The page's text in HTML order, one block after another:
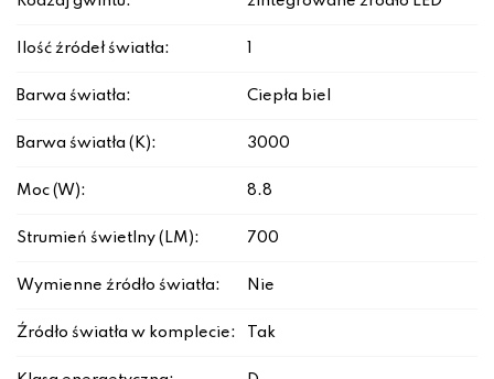
Ilość źródeł światła:
Barwa światła: Ciepła biel
Barwa światła (K): 3000
Moc (W): 8.8
Strumień świetlny (LM): 700
Wymienne źródło światła: Nie
Źródło światła w komplecie: Tak